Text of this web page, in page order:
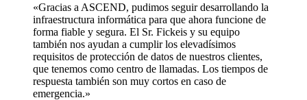
«Gracias a ASCEND, pudimos seguir desarrollando la
infraestructura informática para que ahora funcione de
forma fiable y segura. El Sr. Fickeis y su equipo
también nos ayudan a cumplir los elevadísimos
requisitos de protección de datos de nuestros clientes,
que tenemos como centro de llamadas. Los tiempos de
respuesta también son muy cortos en caso de
emergencia.»